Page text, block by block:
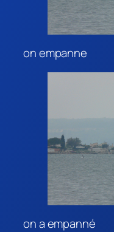
on empanne
on a empanné